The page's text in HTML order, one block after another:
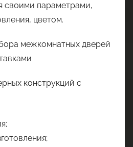
своими параметрами,
цветом.
конструкций с